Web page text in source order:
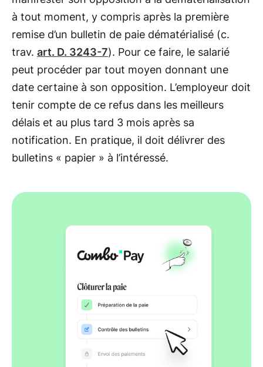
à tout moment, y compris après la première
remise d’un bulletin de paie dématérialisé (c.
trav. art. D. 3243-7). Pour ce faire, le salarié
peut procéder par tout moyen donnant une
date certaine à son opposition. L’employeur doit
tenir compte de ce refus dans les meilleurs
délais et au plus tard 3 mois après sa
notification. En pratique, il doit délivrer des
bulletins « papier » à l’intéressé.